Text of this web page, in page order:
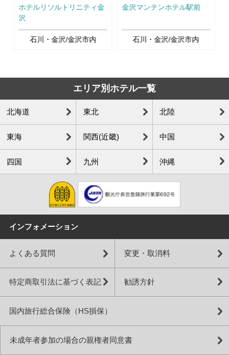
ホテルリソルトリニティ金
沢
石川・金沢/金沢市内
金沢マンテンホテル駅前
石川・金沢/金沢市内
エリア別ホテル一覧
北海道 東北 北陸
東海 関西(近畿) 中国
四国 九州 沖縄
インフォメーション
よくある質問 変更・取消料
特定商取引法に基づく表記 勧誘方針
国内旅行総合保険（HS損保）
未成年者参加の場合の親権者同意書